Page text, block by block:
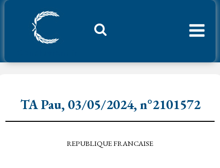
Aller
TA Pau, 03/05/2024, n°2101572
REPUBLIQUE FRANCAISE